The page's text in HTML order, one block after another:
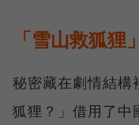
「雪山救狐狸
秘密藏在劇情結構
狐狸？」借用了中